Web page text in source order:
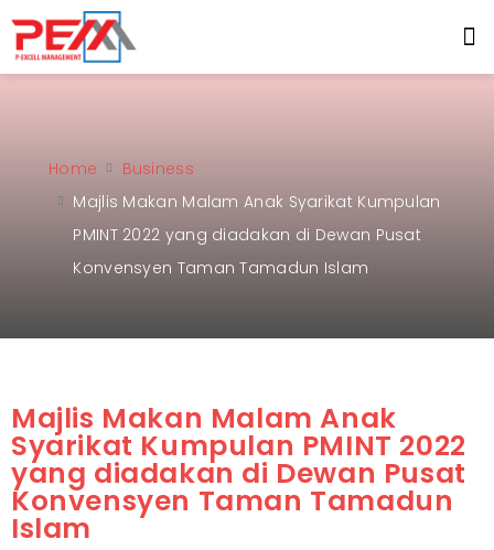
Home
Business
Majlis Makan Malam Anak Syarikat Kumpulan
PMINT 2022 yang diadakan di Dewan Pusat
Konvensyen Taman Tamadun Islam
Majlis Makan Malam Anak
Syarikat Kumpulan PMINT 2022
yang diadakan di Dewan Pusat
Konvensyen Taman Tamadun
Islam